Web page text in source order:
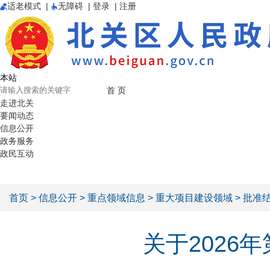
适老模式 | 无障碍 | 登录 | 注册
本站
首 页
走进北关
要闻动态
信息公开
政务服务
政民互动
首页 > 信息公开 > 重点领域信息 > 重大项目建设领域 > 批准
关于2026